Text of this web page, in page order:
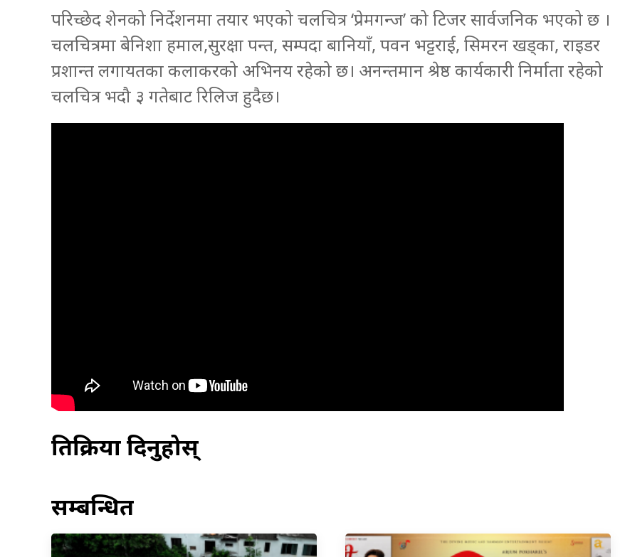
परिच्छेद शेनको निर्देशनमा तयार भएको चलचित्र ‘प्रेमगन्ज’ को टिजर सार्वजनिक भएको छ ।
चलचित्रमा बेनिशा हमाल,सुरक्षा पन्त, सम्पदा बानियाँ, पवन भट्टराई, सिमरन खड्का, राइडर
प्रशान्त लगायतका कलाकरको अभिनय रहेको छ। अनन्तमान श्रेष्ठ कार्यकारी निर्माता रहेको
चलचित्र भदौ ३ गतेबाट रिलिज हुदैछ।
प्रतिक्रिया दिनुहोस्
सम्बन्धित